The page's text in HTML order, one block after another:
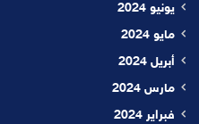
يونيو 2024
مايو 2024
أبريل 2024
مارس 2024
فبراير 2024